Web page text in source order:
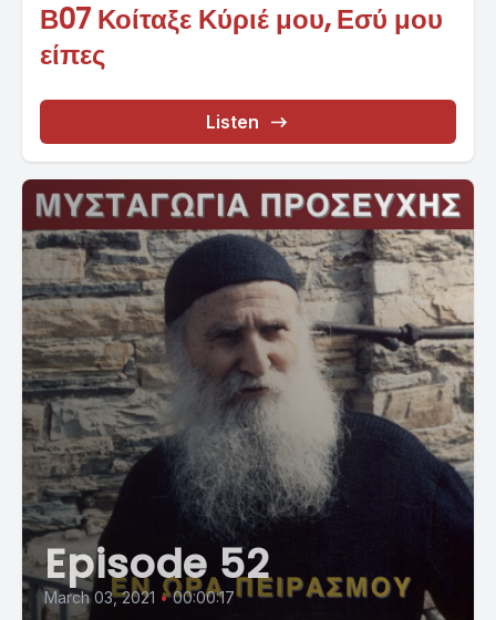
Β07 Κοίταξε Κύριέ μου, Εσύ μου
είπες
Listen
Episode 52
March 03, 2021 • 00:00:17